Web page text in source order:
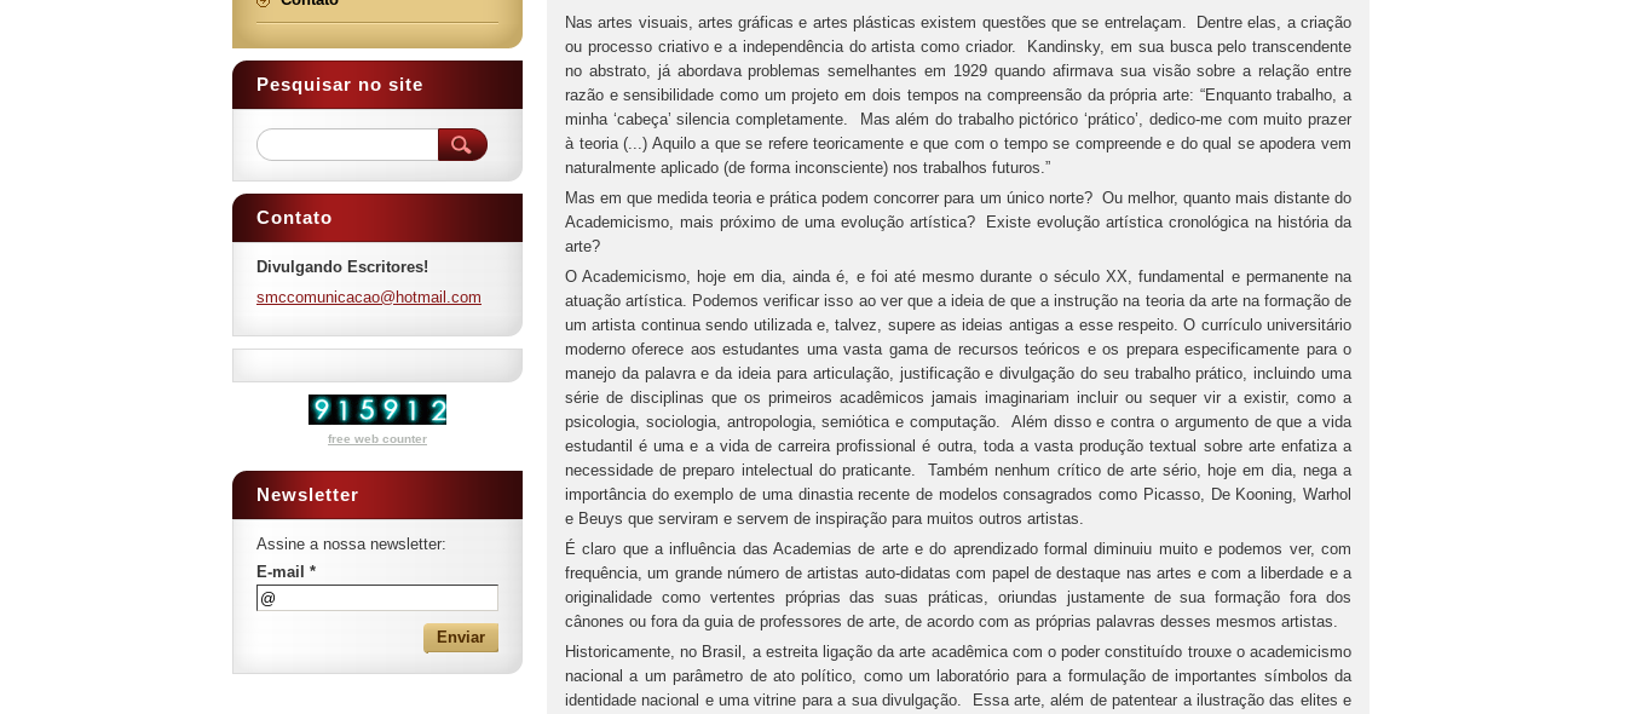
Nas artes visuais, artes gráficas e artes plásticas existem questões que se entrelaçam. Dentre elas, a criação
ou processo criativo e a independência do artista como criador. Kandinsky, em sua busca pelo transcendente
no abstrato, já abordava problemas semelhantes em 1929 quando afirmava sua visão sobre a relação entre
razão e sensibilidade como um projeto em dois tempos na compreensão da própria arte: “Enquanto trabalho, a
minha ‘cabeça’ silencia completamente. Mas além do trabalho pictórico ‘prático’, dedico-me com muito prazer
à teoria (...) Aquilo a que se refere teoricamente e que com o tempo se compreende e do qual se apodera vem
naturalmente aplicado (de forma inconsciente) nos trabalhos futuros.”
Mas em que medida teoria e prática podem concorrer para um único norte? Ou melhor, quanto mais distante do
Academicismo, mais próximo de uma evolução artística? Existe evolução artística cronológica na história da
arte?
O Academicismo, hoje em dia, ainda é, e foi até mesmo durante o século XX, fundamental e permanente na
atuação artística. Podemos verificar isso ao ver que a ideia de que a instrução na teoria da arte na formação de
um artista continua sendo utilizada e, talvez, supere as ideias antigas a esse respeito. O currículo universitário
moderno oferece aos estudantes uma vasta gama de recursos teóricos e os prepara especificamente para o
manejo da palavra e da ideia para articulação, justificação e divulgação do seu trabalho prático, incluindo uma
série de disciplinas que os primeiros acadêmicos jamais imaginariam incluir ou sequer vir a existir, como a
psicologia, sociologia, antropologia, semiótica e computação. Além disso e contra o argumento de que a vida
estudantil é uma e a vida de carreira profissional é outra, toda a vasta produção textual sobre arte enfatiza a
necessidade de preparo intelectual do praticante. Também nenhum crítico de arte sério, hoje em dia, nega a
importância do exemplo de uma dinastia recente de modelos consagrados como Picasso, De Kooning, Warhol
e Beuys que serviram e servem de inspiração para muitos outros artistas.
É claro que a influência das Academias de arte e do aprendizado formal diminuiu muito e podemos ver, com
frequência, um grande número de artistas auto-didatas com papel de destaque nas artes e com a liberdade e a
originalidade como vertentes próprias das suas práticas, oriundas justamente de sua formação fora dos
cânones ou fora da guia de professores de arte, de acordo com as próprias palavras desses mesmos artistas.
Historicamente, no Brasil, a estreita ligação da arte acadêmica com o poder constituído trouxe o academicismo
nacional a um parâmetro de ato político, como um laboratório para a formulação de importantes símbolos da
identidade nacional e uma vitrine para a sua divulgação. Essa arte, além de patentear a ilustração das elites e
Pesquisar no site
Contato
Divulgando Escritores!
smccomunicacao@hotmail.com
free web counter
Newsletter
Assine a nossa newsletter:
E-mail *